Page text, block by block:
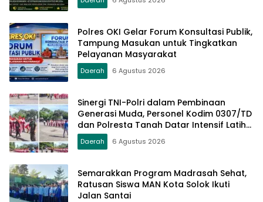
Polres OKI Gelar Forum Konsultasi Publik,
Tampung Masukan untuk Tingkatkan
Pelayanan Masyarakat
Daerah 6 Agustus 2026
Sinergi TNI-Polri dalam Pembinaan
Generasi Muda, Personel Kodim 0307/TD
dan Polresta Tanah Datar Intensif Latih
Pasukan Paskibraka Jelang HUT RI ke-81
Daerah 6 Agustus 2026
Semarakkan Program Madrasah Sehat,
Ratusan Siswa MAN Kota Solok Ikuti
Jalan Santai